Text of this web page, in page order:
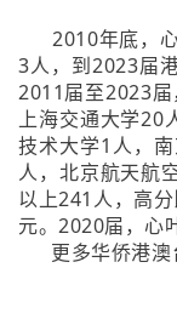
2010年底，心
3人，到2023届
2011届至2023
上海交通大学20
技术大学1人，
人，北京航天航
以上241人，高
元。2020届，心
更多华侨港澳